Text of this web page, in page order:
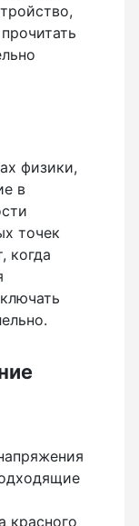
физики,
в
точек
когда
красного